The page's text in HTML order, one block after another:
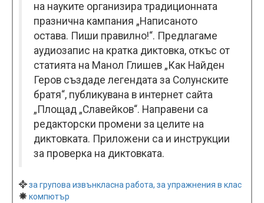
на науките организира традиционната
празнична кампания „Написаното
остава. Пиши правилно!“. Предлагаме
аудиозапис на кратка диктовка, откъс от
статията на Манол Глишев „Как Найден
Геров създаде легендата за Солунските
братя“, публикувана в интернет сайта
„Площад „Славейков“. Направени са
редакторски промени за целите на
диктовката. Приложени са и инструкции
за проверка на диктовката.
за групова извънкласна работа, за упражнения в клас
компютър